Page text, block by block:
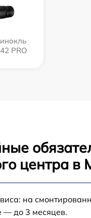
PRO
центра в
на
— до 3 месяцев.